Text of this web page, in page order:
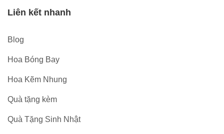
Liên kết nhanh
Blog
Hoa Bóng Bay
Hoa Kẽm Nhung
Quà tặng kèm
Quà Tặng Sinh Nhật